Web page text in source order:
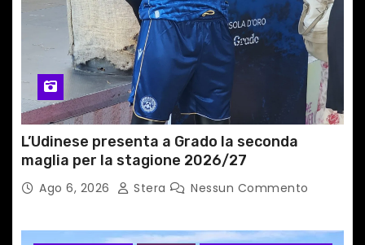
i
c
o
l
i
L’Udinese presenta a Grado la seconda
maglia per la stagione 2026/27
Ago 6, 2026 Stera Nessun Commento